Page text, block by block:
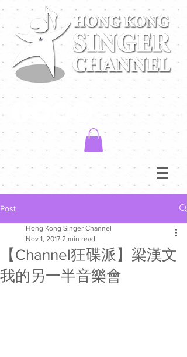
Post
【Channel狂碟派】梁漢文
我的另一半音樂會
Hong Kong Singer Channel
Nov 1, 2017 2 min read